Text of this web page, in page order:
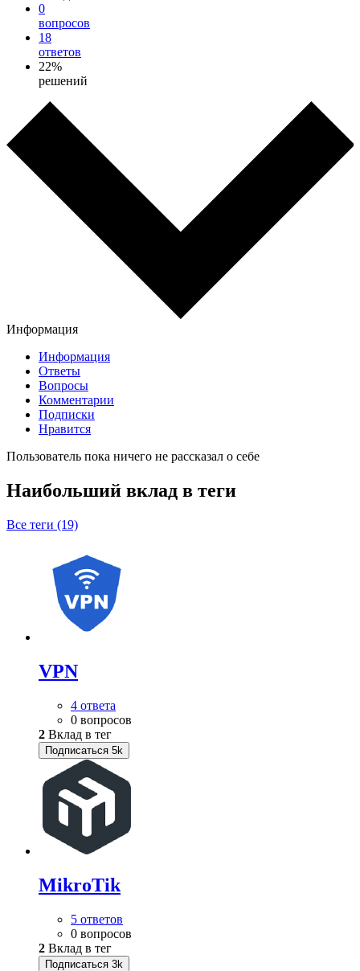
0
вопросов
18
ответов
22%
решений
Информация
Информация
Ответы
Вопросы
Комментарии
Подписки
Нравится
Пользователь пока ничего не рассказал о себе
Наибольший вклад в теги
Все теги (19)
VPN
4 ответа
0 вопросов
2 Вклад в тег
Подписаться 5k
MikroTik
5 ответов
0 вопросов
2 Вклад в тег
Подписаться 3k